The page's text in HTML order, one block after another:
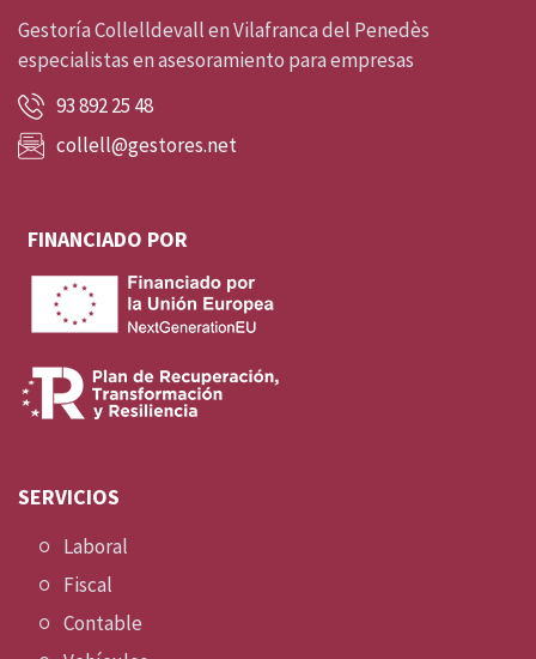
Gestoría Collelldevall en Vilafranca del Penedès
especialistas en asesoramiento para empresas
93 892 25 48
collell@gestores.net
FINANCIADO POR
SERVICIOS
Laboral
Fiscal
Contable